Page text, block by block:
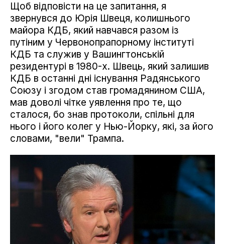
Щоб відповісти на це запитання, я
звернувся до Юрія Швеця, колишнього
майора КДБ, який навчався разом із
путіним у Червонопрапорному інституті
КДБ та служив у Вашингтонській
резидентурі в 1980-х. Швець, який залишив
КДБ в останні дні існування Радянського
Союзу і згодом став громадянином США,
мав доволі чітке уявлення про те, що
сталося, бо знав протоколи, спільні для
нього і його колег у Нью-Йорку, які, за його
словами, "вели" Трампа.